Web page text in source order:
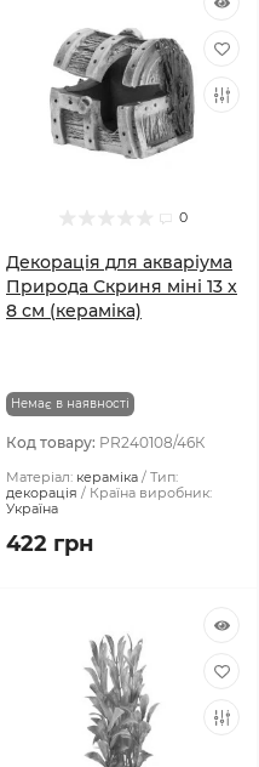
0
Декорація для акваріума
Природа Скриня міні 13 x
8 см (кераміка)
Немає в наявності
Код товару: PR240108/46К
Матеріал: кераміка
Тип:
декорація
Країна виробник:
Україна
422 грн